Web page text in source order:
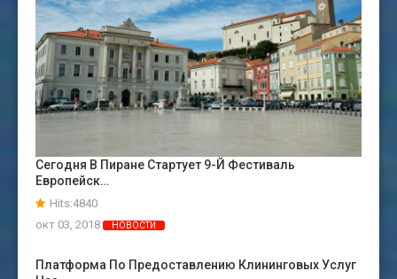
Сегодня В Пиране Стартует 9-Й Фестиваль
Европейск…
Hits:4840
окт 03, 2018
НОВОСТИ
Платформа По Предоставлению Клининговых Услуг